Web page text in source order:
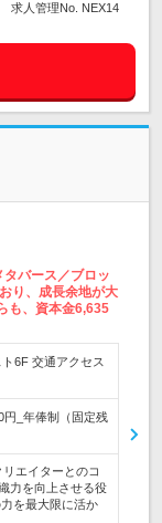
求人管理No. NEX14
タバース／ブロッ
り、成長余地が大
も、資本金6,635
6F 交通アクセス
円_年俸制（固定残
エイターとのコ
力を向上させる役
を最大限に活か